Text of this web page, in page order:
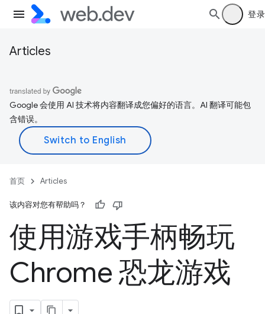
登录
Articles
Google 会使用 AI 技术将内容翻译成您偏好的语言。AI 翻译可能包
含错误。
首页 Articles
该内容对您有帮助吗？
使用游戏手柄畅玩
Chrome 恐龙游戏